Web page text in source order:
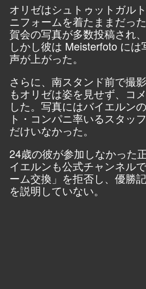
オリゼはシュトゥットガル
ニフォームを着たままだっ
賀会の写真が多数投稿され
しかし彼は Meisterfoto に
声が上がった。
さらに、南スタンド前で撮
もオリゼは姿を見せず、コ
した。写真にはバイエルン
ト・コンパニ率いるスタッ
だけいなかった。
24歳の彼が参加しなかった
イエルンも公式チャンネル
ーム交換」を拒否し、優勝
を説明していない。